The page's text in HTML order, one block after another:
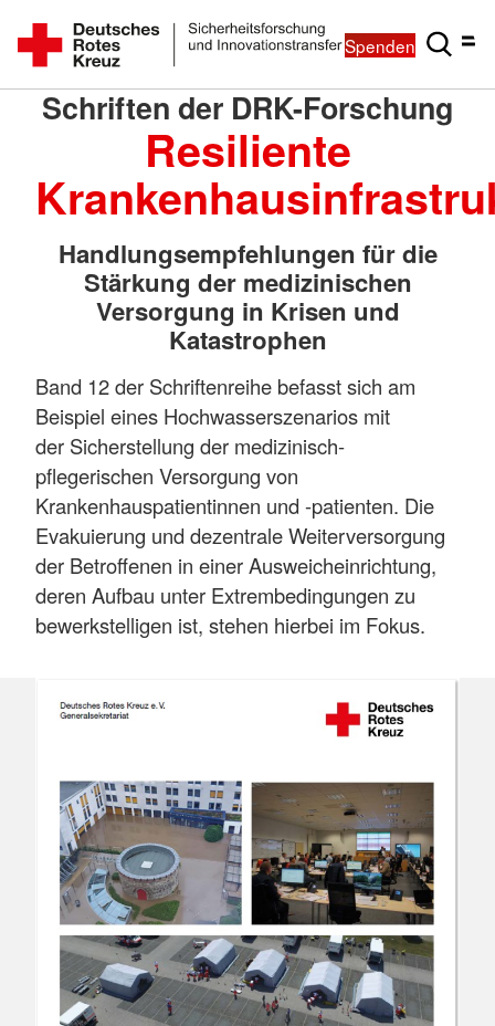
Spenden
Schriften der DRK-Forschung
Resiliente
Handlungsempfehlungen für die
Stärkung der medizinischen
Versorgung in Krisen und
Katastrophen
Band 12 der Schriftenreihe befasst sich am
Beispiel eines Hochwasserszenarios mit
der Sicherstellung der medizinisch-
pflegerischen Versorgung von
Krankenhauspatientinnen und -patienten. Die
Evakuierung und dezentrale Weiterversorgung
der Betroffenen in einer Ausweicheinrichtung,
deren Aufbau unter Extrembedingungen zu
bewerkstelligen ist, stehen hierbei im Fokus.